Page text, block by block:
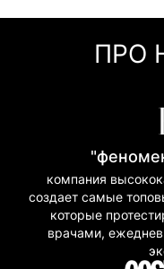
Покупка частями
ПРО
компания
создает самые
которые
врачами,